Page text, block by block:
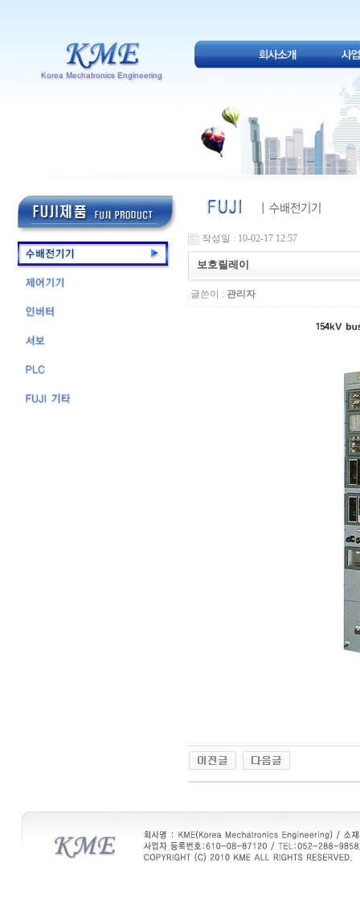
작성일 : 10-02-17 12:57
보호릴레이
글쓴이 : 관리자